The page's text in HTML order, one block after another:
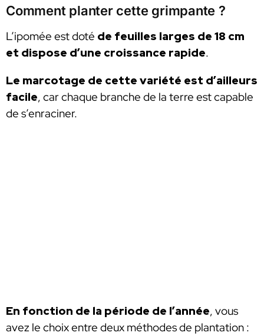
Comment planter cette grimpante ?
L’ipomée est doté de feuilles larges de 18 cm
et dispose d’une croissance rapide.
Le marcotage de cette variété est d’ailleurs
facile, car chaque branche de la terre est capable
de s’enraciner.
En fonction de la période de l’année, vous
avez le choix entre deux méthodes de plantation :